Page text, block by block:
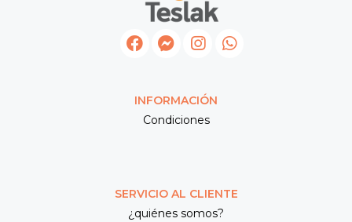
INFORMACIÓN
Condiciones
SERVICIO AL CLIENTE
¿quiénes somos?